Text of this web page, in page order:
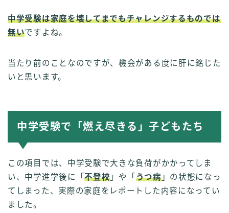
中学受験は家庭を壊してまでもチャレンジするものでは
無いですよね。
当たり前のことなのですが、機会がある度に肝に銘じた
いと思います。
中学受験で「燃え尽きる」子どもたち
この項目では、中学受験で大きな負荷がかかってしま
い、中学進学後に「不登校 」や「 うつ病」の状態になっ
てしまった、実際の家庭をレポートした内容になってい
ました。